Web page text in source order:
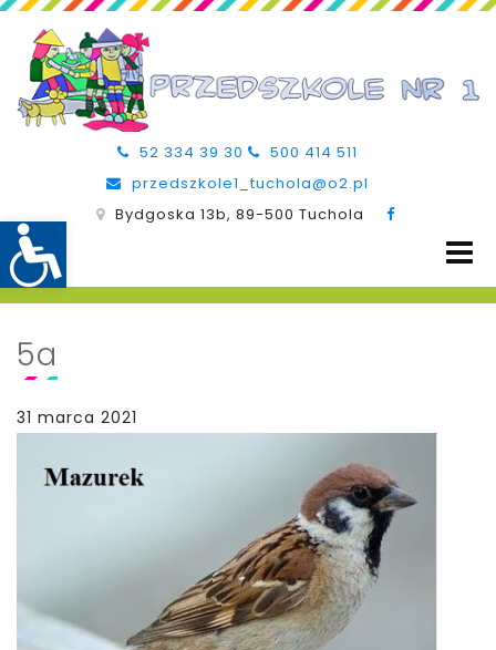
52 334 39 30
500 414 511
przedszkole1_tuchola@o2.pl
Bydgoska 13b, 89-500 Tuchola
5a
31 marca 2021